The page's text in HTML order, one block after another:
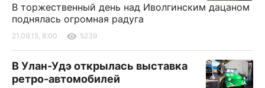
В торжественный день над Иволгинским дацаном
поднялась огромная радуга
21.09.15, 8:00 5239
В Улан-Удэ открылась выставка
ретро-автомобилей